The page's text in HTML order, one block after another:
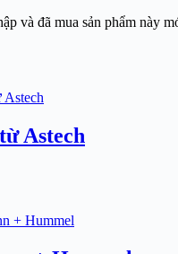
và đã mua sản phẩm này
Astech